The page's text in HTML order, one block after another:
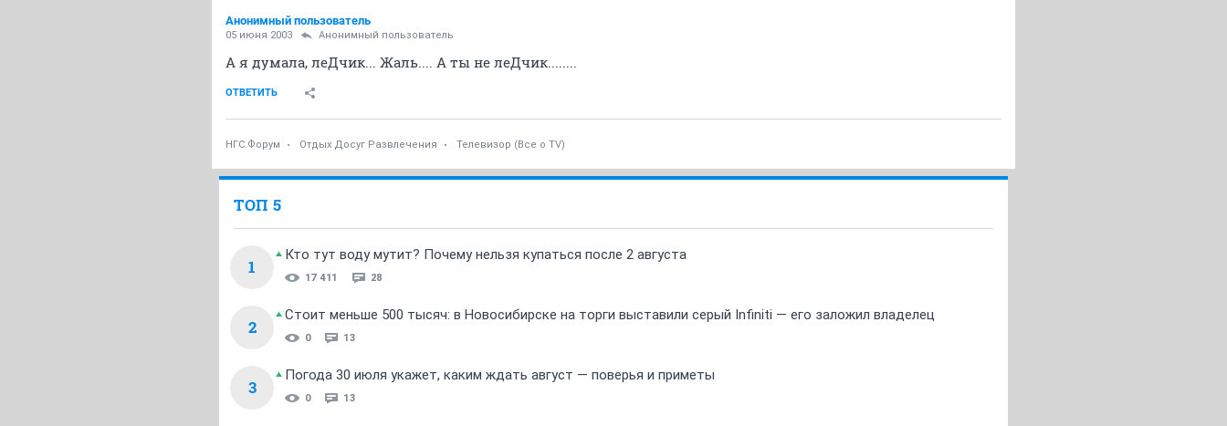
Анонимный пользователь
05 июня 2003 Анонимный пользователь
А я думала, леДчик... Жаль.... А ты не леДчик........
ОТВЕТИТЬ
НГС.Форум Отдых Досуг Развлечения Телевизор (Все о TV)
ТОП 5
1
Кто тут воду мутит? Почему нельзя купаться после 2 августа
17 411 28
2
Стоит меньше 500 тысяч: в Новосибирске на торги выставили серый Infiniti — его заложил владелец
0 13
3
Погода 30 июля укажет, каким ждать август — поверья и приметы
0 13